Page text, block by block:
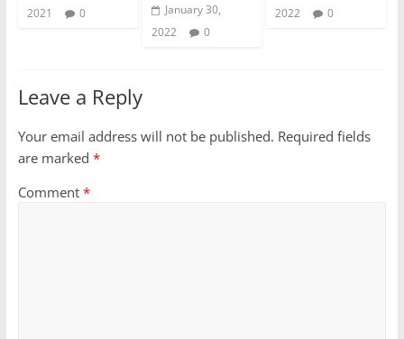
2021
0
January 30,
2022
0
2022
0
Leave a Reply
Your email address will not be published. Required fields
are marked *
Comment *